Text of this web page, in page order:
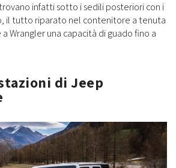
infatti sotto i sedili posteriori con i
il tutto riparato nel contenitore a tenuta
Wrangler una capacità di guado fino a
di Jeep